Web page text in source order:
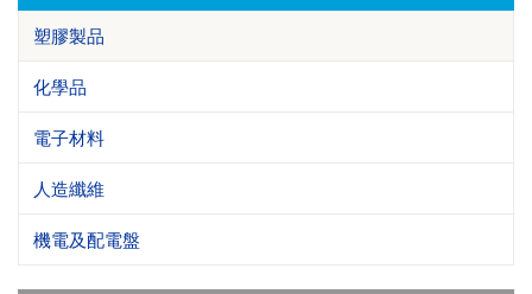
塑膠製品
化學品
電子材料
人造纖維
機電及配電盤